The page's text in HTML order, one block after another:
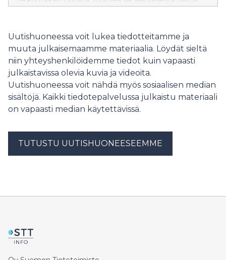
suunnitelmalliseen varautumiseen muuttuvissa
olosuhteissa.
Uutishuoneessa voit lukea tiedotteitamme ja
muuta julkaisemaamme materiaalia. Löydät sieltä
niin yhteyshenkilöidemme tiedot kuin vapaasti
julkaistavissa olevia kuvia ja videoita.
Uutishuoneessa voit nähdä myös sosiaalisen median
sisältöjä. Kaikki tiedotepalvelussa julkaistu materiaali
on vapaasti median käytettävissä.
TUTUSTU UUTISHUONEESEEMME